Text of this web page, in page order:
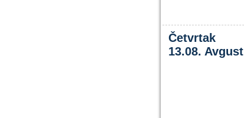
Četvrtak
13.08. Avgust